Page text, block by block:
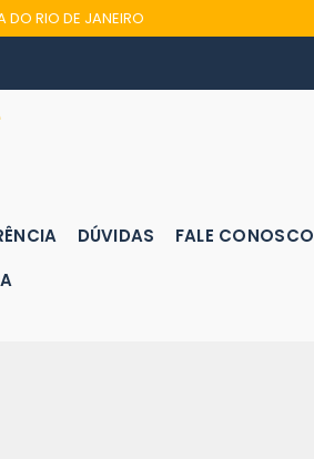
DO RIO DE JANEIRO
DÚVIDAS FALE CONOSCO